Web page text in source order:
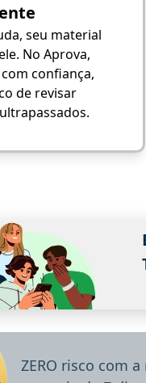
seu material
No Aprova,
confiança,
de revisar
ZERO risco com